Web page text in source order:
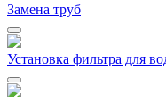
Замена труб
Установка фильтра для